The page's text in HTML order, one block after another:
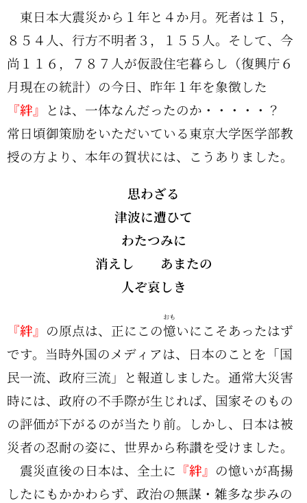
東日本大震災から１年と４か月。死者は１５，
８５４人、行方不明者３，１５５人。そして、今
尚１１６，７８７人が仮設住宅暮らし（復興庁６
月現在の統計）の今日、昨年１年を象徴した
『絆』 とは、一体なんだったのか・・・・・？
常日頃御策励をいただいている東京大学医学部教
授の方より、本年の賀状には、こうありました。
思わざる
津波に遭ひて
わたつみに
消えし あまたの
人ぞ哀しき
『絆』 の原点は、正にこの憶
おも
いにこそあったはず
です。当時外国のメディアは、日本のことを「国
民一流、政府三流」と報道しました。通常大災害
時には、政府の不手際が生じれば、国家そのもの
の評価が下がるのが当たり前。しかし、日本は被
災者の忍耐の姿に、世界から称讃を受けました。
震災直後の日本は、全土に 『絆』 の憶いが髙揚
したにもかかわらず、政治の無謀・雑多な歩みの